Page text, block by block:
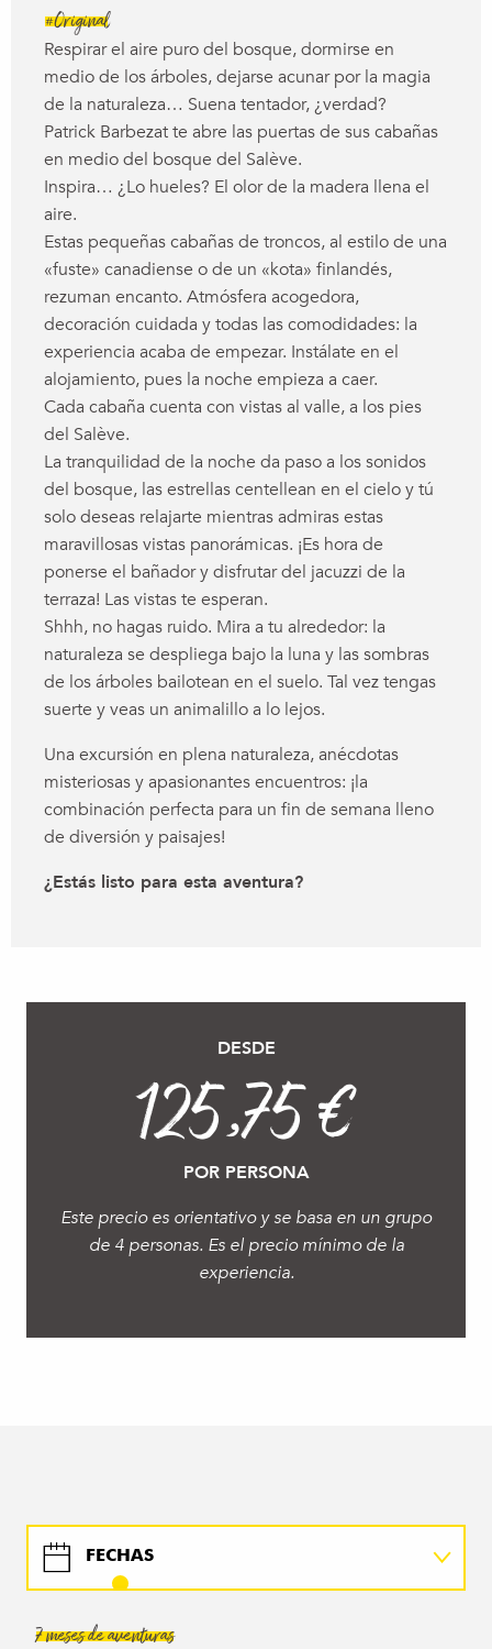
#Original
Respirar el aire puro del bosque, dormirse en
medio de los árboles, dejarse acunar por la magia
de la naturaleza… Suena tentador, ¿verdad?
Patrick Barbezat te abre las puertas de sus cabañas
en medio del bosque del Salève.
Inspira… ¿Lo hueles? El olor de la madera llena el
aire.
Estas pequeñas cabañas de troncos, al estilo de una
«fuste» canadiense o de un «kota» finlandés,
rezuman encanto. Atmósfera acogedora,
decoración cuidada y todas las comodidades: la
experiencia acaba de empezar. Instálate en el
alojamiento, pues la noche empieza a caer.
Cada cabaña cuenta con vistas al valle, a los pies
del Salève.
La tranquilidad de la noche da paso a los sonidos
del bosque, las estrellas centellean en el cielo y tú
solo deseas relajarte mientras admiras estas
maravillosas vistas panorámicas. ¡Es hora de
ponerse el bañador y disfrutar del jacuzzi de la
terraza! Las vistas te esperan.
Shhh, no hagas ruido. Mira a tu alrededor: la
naturaleza se despliega bajo la luna y las sombras
de los árboles bailotean en el suelo. Tal vez tengas
suerte y veas un animalillo a lo lejos.
Una excursión en plena naturaleza, anécdotas
misteriosas y apasionantes encuentros: ¡la
combinación perfecta para un fin de semana lleno
de diversión y paisajes!
¿Estás listo para esta aventura?
DESDE
125,75 €
POR PERSONA
Este precio es orientativo y se basa en un grupo
de 4 personas. Es el precio mínimo de la
experiencia.
FECHAS
7 meses de aventuras